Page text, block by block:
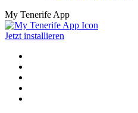
My Tenerife App
Jetzt installieren